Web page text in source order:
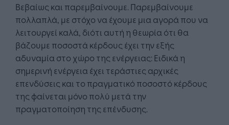
Βεβαίως και παρεμβαίνουμε. Παρεμβαίνουμε
πολλαπλά, με στόχο να έχουμε μια αγορά που να
λειτουργεί καλά, διότι αυτή η θεωρία ότι θα
βάζουμε ποσοστά κέρδους έχει την εξής
αδυναμία στο χώρο της ενέργειας: Ειδικά η
σημερινή ενέργεια έχει τεράστιες αρχικές
επενδύσεις και το πραγματικό ποσοστό κέρδους
της φαίνεται μόνο πολύ μετά την
πραγματοποίηση της επένδυσης.